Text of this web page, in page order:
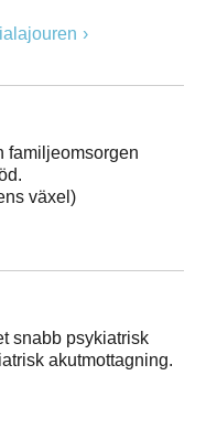
familjeomsorgen
växel)
snabb psykiatrisk
akutmottagning.